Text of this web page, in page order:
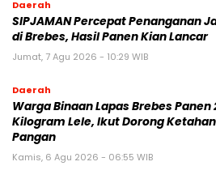
Daerah
SIPJAMAN Percepat Penanganan
di Brebes, Hasil Panen Kian Lancar
Jumat, 7 Agu 2026 - 10:29 WIB
Daerah
Warga Binaan Lapas Brebes Panen
Kilogram Lele, Ikut Dorong
Pangan
Kamis, 6 Agu 2026 - 06:55 WIB